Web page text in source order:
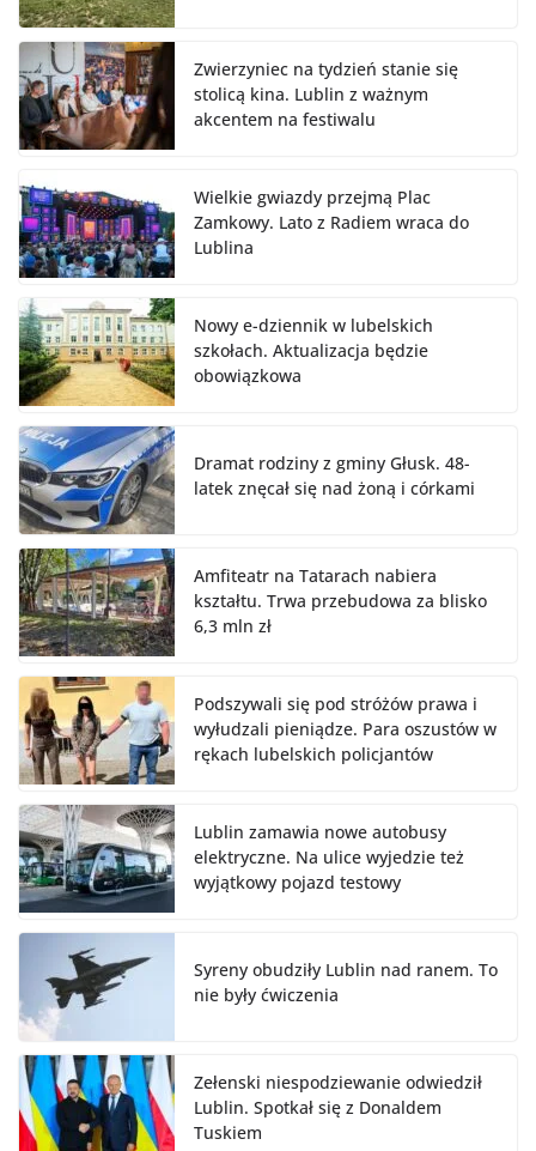
Zwierzyniec na tydzień stanie się
stolicą kina. Lublin z ważnym
akcentem na festiwalu
Wielkie gwiazdy przejmą Plac
Zamkowy. Lato z Radiem wraca do
Lublina
Nowy e-dziennik w lubelskich
szkołach. Aktualizacja będzie
obowiązkowa
Dramat rodziny z gminy Głusk. 48-
latek znęcał się nad żoną i córkami
Amfiteatr na Tatarach nabiera
kształtu. Trwa przebudowa za blisko
6,3 mln zł
Podszywali się pod stróżów prawa i
wyłudzali pieniądze. Para oszustów w
rękach lubelskich policjantów
Lublin zamawia nowe autobusy
elektryczne. Na ulice wyjedzie też
wyjątkowy pojazd testowy
Syreny obudziły Lublin nad ranem. To
nie były ćwiczenia
Zełenski niespodziewanie odwiedził
Lublin. Spotkał się z Donaldem
Tuskiem